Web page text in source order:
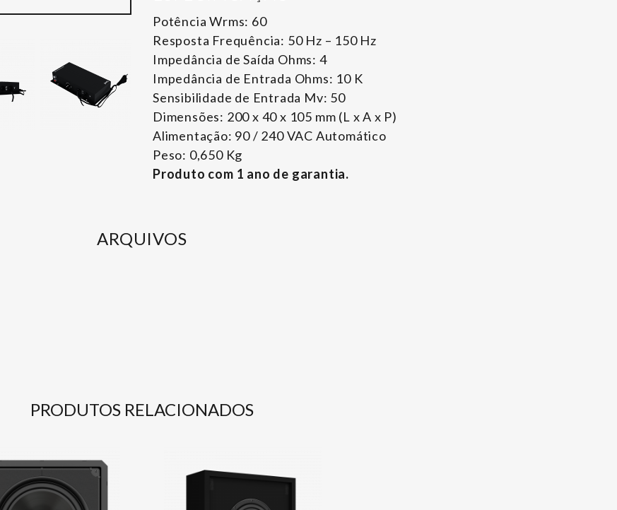
Potência Wrms: 60
Resposta Frequência: 50 Hz – 150 Hz
Impedância de Saída Ohms: 4
Impedância de Entrada Ohms: 10 K
Sensibilidade de Entrada Mv: 50
Dimensões: 200 x 40 x 105 mm (L x A x P)
Alimentação: 90 / 240 VAC Automático
Peso: 0,650 Kg
Produto com 1 ano de garantia.
ARQUIVOS
PRODUTOS RELACIONADOS